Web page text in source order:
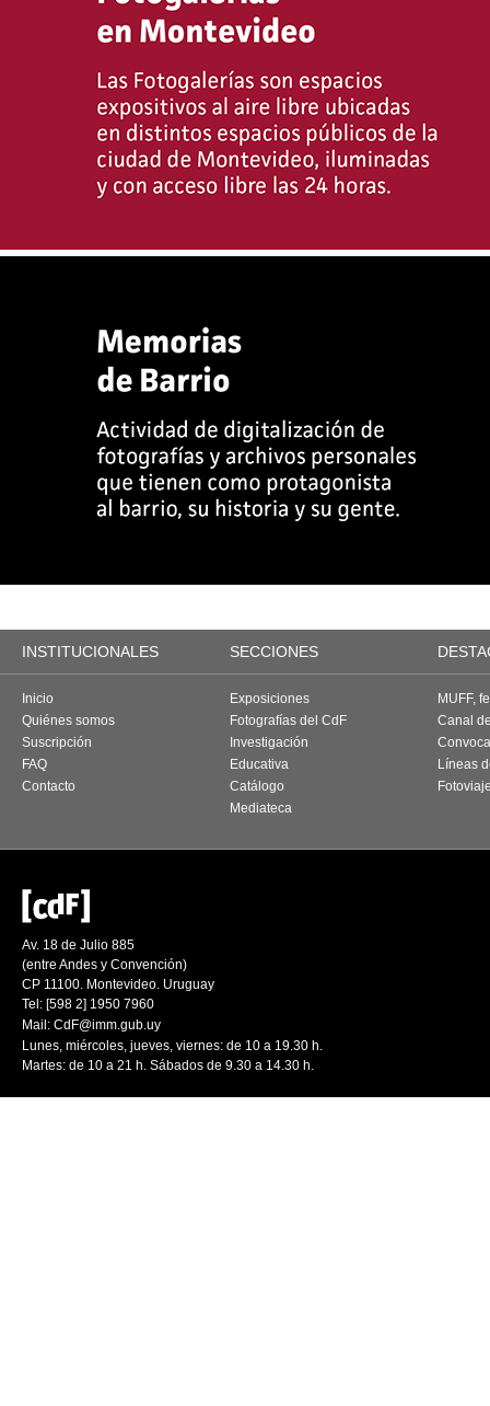
INSTITUCIONALES SECCIONES
Inicio
Quiénes somos
Suscripción
FAQ
Contacto
Exposiciones
Fotografías del CdF
Investigación
Educativa
Catálogo
Mediateca
MUFF,
Canal
Líneas
Av. 18 de Julio 885
(entre Andes y Convención)
CP 11100. Montevideo. Uruguay
Tel: [598 2] 1950 7960
Mail: CdF@imm.gub.uy
Lunes, miércoles, jueves, viernes: de 10 a 19.30 h.
Martes: de 10 a 21 h. Sábados de 9.30 a 14.30 h.